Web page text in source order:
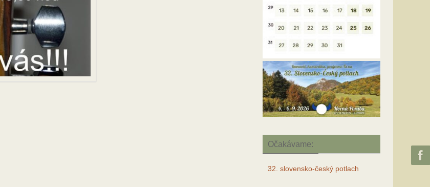
Očakávame:
32. slovensko-český potlach